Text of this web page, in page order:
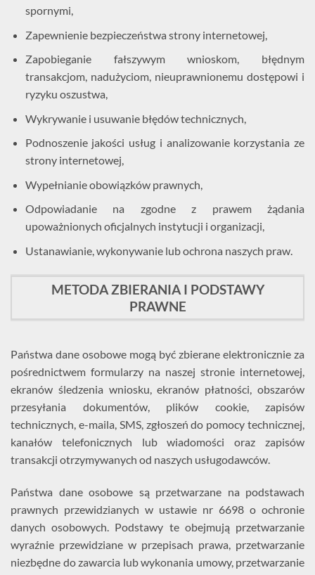
spornymi,
Zapewnienie bezpieczeństwa strony internetowej,
Zapobieganie fałszywym wnioskom, błędnym
transakcjom, nadużyciom, nieuprawnionemu dostępowi i
ryzyku oszustwa,
Wykrywanie i usuwanie błędów technicznych,
Podnoszenie jakości usług i analizowanie korzystania ze
strony internetowej,
Wypełnianie obowiązków prawnych,
Odpowiadanie na zgodne z prawem żądania
upoważnionych oficjalnych instytucji i organizacji,
Ustanawianie, wykonywanie lub ochrona naszych praw.
METODA ZBIERANIA I PODSTAWY
PRAWNE
Państwa dane osobowe mogą być zbierane elektronicznie za
pośrednictwem formularzy na naszej stronie internetowej,
ekranów śledzenia wniosku, ekranów płatności, obszarów
przesyłania dokumentów, plików cookie, zapisów
technicznych, e-maila, SMS, zgłoszeń do pomocy technicznej,
kanałów telefonicznych lub wiadomości oraz zapisów
transakcji otrzymywanych od naszych usługodawców.
Państwa dane osobowe są przetwarzane na podstawach
prawnych przewidzianych w ustawie nr 6698 o ochronie
danych osobowych. Podstawy te obejmują przetwarzanie
wyraźnie przewidziane w przepisach prawa, przetwarzanie
niezbędne do zawarcia lub wykonania umowy, przetwarzanie